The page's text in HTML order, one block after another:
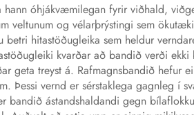
óhjákvæmilegan fyrir viðhald,
og vélarþrýstingi sem
hitastöðugleika sem heldur
kvarðar að bandið verði
geta treyst á. Rafmagnsbandið hefur
Þessi vernd er sérstaklega gagnleg í
ástandshaldandi gegn